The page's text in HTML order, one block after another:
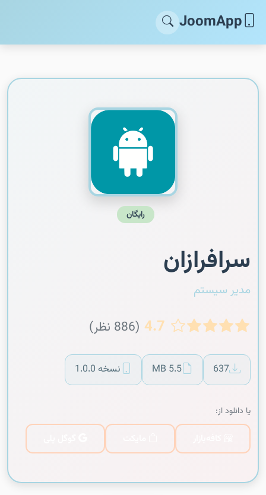
JoomApp
رایگان
سرافرازان
مدیر سیستم
4.7 (886 نظر)
637
5.5 MB نسخه 1.0.0
یا دانلود از: